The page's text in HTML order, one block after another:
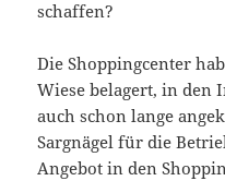
schaffen?
Die Shoppingcenter
Wiese belagert, in den
auch schon lange
Sargnägel für die
Angebot in den